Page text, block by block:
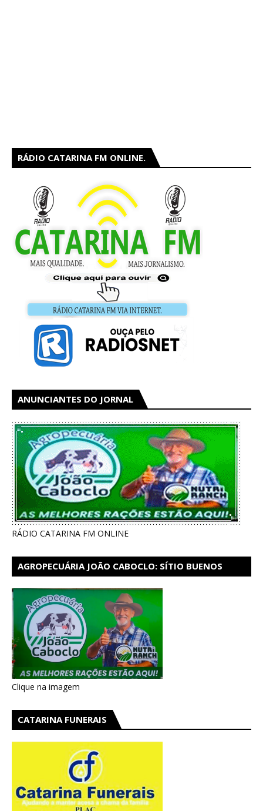
RÁDIO CATARINA FM ONLINE.
ANUNCIANTES DO JORNAL
RÁDIO CATARINA FM ONLINE
AGROPECUÁRIA JOÃO CABOCLO: SÍTIO BUENOS
Clique na imagem
CATARINA FUNERAIS